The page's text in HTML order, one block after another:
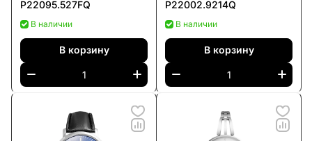
P22095.527FQ
В наличии
В корзину
P22002.9214Q
В наличии
В корзину